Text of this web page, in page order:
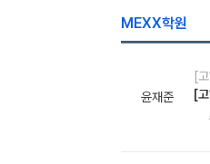
MEXX학원
윤재준
[
[